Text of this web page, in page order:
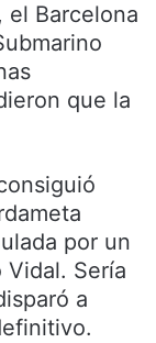
el Barcelona
que la
por un
Sería
a